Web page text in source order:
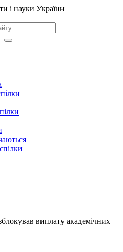
і науки України
виплату академічних